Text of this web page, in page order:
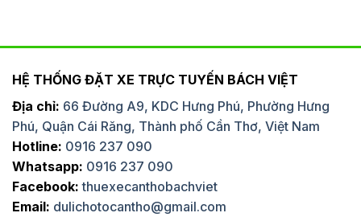
HỆ THỐNG ĐẶT XE TRỰC TUYẾN BÁCH VIỆT
Địa chỉ: 66 Đường A9, KDC Hưng Phú, Phường Hưng
Phú, Quận Cái Răng, Thành phố Cần Thơ, Việt Nam
Hotline: 0916 237 090
Whatsapp: 0916 237 090
Facebook: thuexecanthobachviet
Email: dulichotocantho@gmail.com